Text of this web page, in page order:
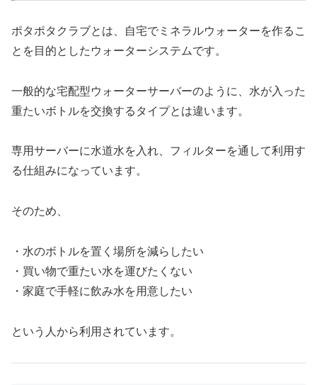
ポタポタクラブとは、自宅でミネラルウォーターを作るこ
とを目的としたウォーターシステムです。
一般的な宅配型ウォーターサーバーのように、水が入った
重たいボトルを交換するタイプとは違います。
専用サーバーに水道水を入れ、フィルターを通して利用す
る仕組みになっています。
そのため、
・水のボトルを置く場所を減らしたい
・買い物で重たい水を運びたくない
・家庭で手軽に飲み水を用意したい
という人から利用されています。